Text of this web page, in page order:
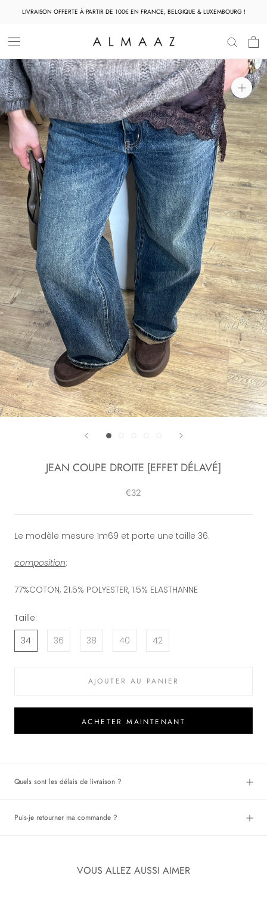
LIVRAISON OFFERTE À PARTIR DE 100€ EN FRANCE, BELGIQUE & LUXEMBOURG !
JEAN COUPE DROITE [EFFET DÉLAVÉ]
€32
Le modèle mesure 1m69 et porte une taille 36.
composition:
77%COTON, 21.5% POLYESTER, 1.5% ELASTHANNE
Taille:
34
36 38 40 42
AJOUTER AU PANIER
ACHETER MAINTENANT
Quels sont les délais de livraison ?
Puis-je retourner ma commande ?
VOUS ALLEZ AUSSI AIMER